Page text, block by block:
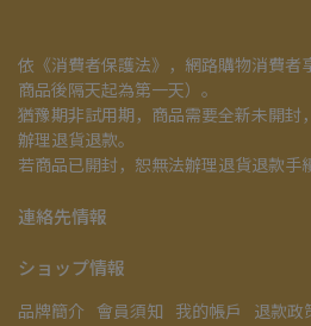
依《消費者保護法》，網路購物消費者
商品後隔天起為第一天）。
猶豫期非試用期，商品需要全新未開封
辦理退貨退款。
若商品已開封，恕無法辦理退貨退款手
連絡先情報
ショップ情報
品牌簡介 會員須知 我的帳戶 退款政